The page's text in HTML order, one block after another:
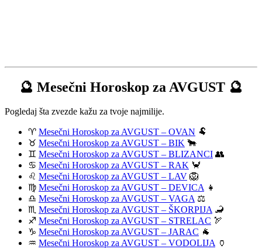
🔮 Mesečni Horoskop za AVGUST 🔮
Pogledaj šta zvezde kažu za tvoje najmilije.
♈ Mesečni Horoskop za AVGUST – OVAN 🐏
♉ Mesečni Horoskop za AVGUST – BIK 🐂
♊ Mesečni Horoskop za AVGUST – BLIZANCI 👥
♋ Mesečni Horoskop za AVGUST – RAK 🦀
♌ Mesečni Horoskop za AVGUST – LAV 🦁
♍ Mesečni Horoskop za AVGUST – DEVICA👧
♎ Mesečni Horoskop za AVGUST – VAGA⚖️
♏ Mesečni Horoskop za AVGUST – ŠKORPIJA🦂
♐ Mesečni Horoskop za AVGUST – STRELAC 🏹
♑ Mesečni Horoskop za AVGUST – JARAC 🐐
♒ Mesečni Horoskop za AVGUST – VODOLIJA🏺